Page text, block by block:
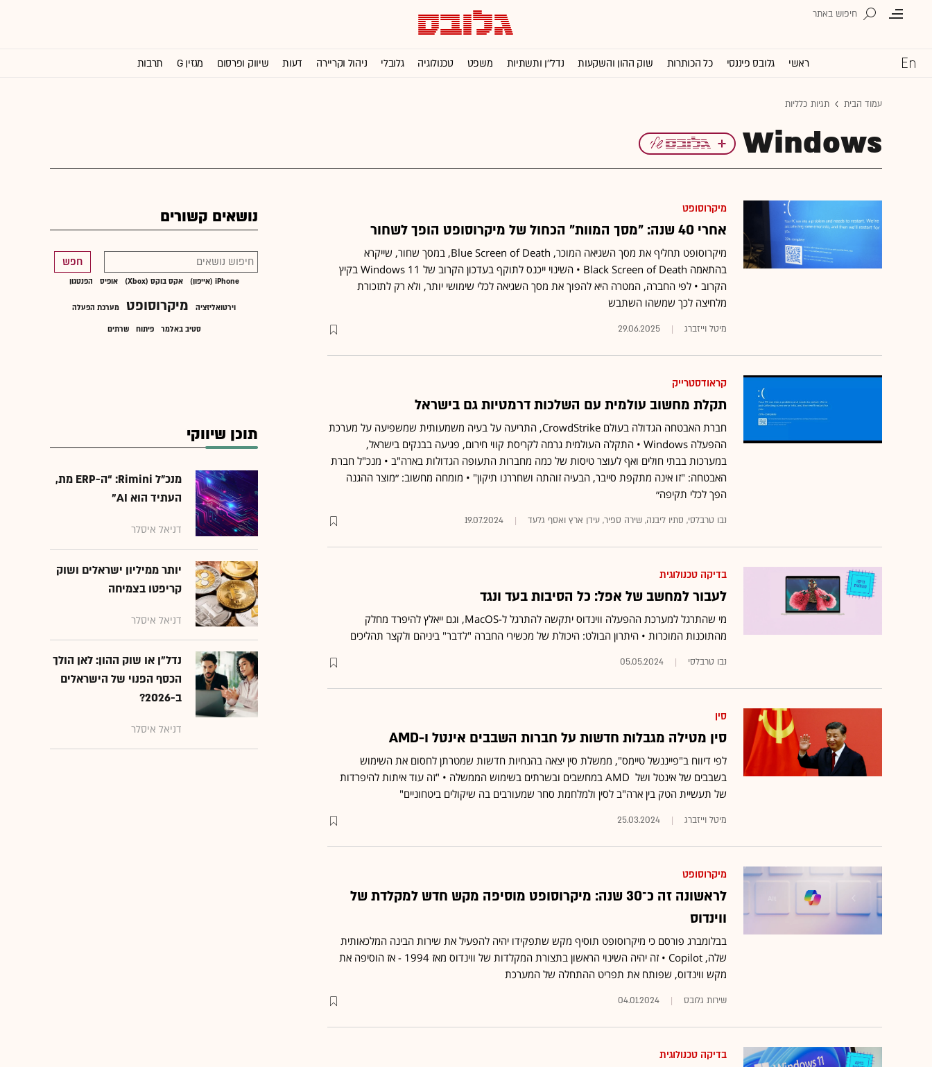
ראשי גלובס פיננסי כל הכותרות שוק ההון והשקעות נדל''ן ותשתיות משפט טכנולוגיה גלובלי ניהול וקריירה דעות שיווק ופרסום מגזין G תרבות
עמוד הבית תגיות כלליות
Windows
מיקרוסופט
אחרי 40 שנה: "מסך המוות" הכחול של מיקרוסופט הופך לשחור
מיקרוסופט תחליף את מסך השגיאה המוכר, Blue Screen of Death, במסך שחור, שייקרא
בהתאמה Black Screen of Death • השינוי ייכנס לתוקף בעדכון הקרוב של Windows 11 בקיץ
הקרוב • לפי החברה, המטרה היא להפוך את מסך השגיאה לכלי שימושי יותר, ולא רק לתזכורת
מלחיצה לכך שמשהו השתבש
מיטל וייזברג 29.06.2025
קראודסטרייק
תקלת מחשוב עולמית עם השלכות דרמטיות גם בישראל
חברת האבטחה הגדולה בעולם CrowdStrike, התריעה על בעיה משמעותית שמשפיעה על מערכת
ההפעלה Windows • התקלה העולמית גרמה לקריסת קווי חירום, פגיעה בבנקים בישראל,
במערכות בבתי חולים ואף לעוצר טיסות של כמה מחברות התעופה הגדולות בארה"ב • מנכ"ל חברת
האבטחה: "זו אינה מתקפת סייבר, הבעיה זוהתה ושחררנו תיקון" • מומחה מחשוב: ״מוצר ההגנה
הפך לכלי תקיפה״
נבו טרבלסי, סתיו ליבנה, שירה ספיר, עידן ארץ ואסף גלעד 19.07.2024
בדיקה טכנולוגית
לעבור למחשב של אפל: כל הסיבות בעד ונגד
מי שהתרגל למערכת ההפעלה ווינדוס יתקשה להתרגל ל-MacOS, וגם ייאלץ להיפרד מחלק
מהתוכנות המוכרות • היתרון הבולט: היכולת של מכשירי החברה "לדבר" ביניהם ולקצר תהליכים
נבו טרבלסי 05.05.2024
סין
סין מטילה מגבלות חדשות על חברות השבבים אינטל ו-AMD
לפי דיווח ב"פייננשל טיימס", ממשלת סין יצאה בהנחיות חדשות שמטרתן לחסום את השימוש
בשבבים של אינטל ושל AMD במחשבים ובשרתים בשימוש הממשלה • "זה עוד איתות להיפרדות
של תעשיית הטק בין ארה"ב לסין ולמלחמת סחר שמעורבים בה שיקולים ביטחוניים"
מיטל וייזברג 25.03.2024
מיקרוסופט
לראשונה זה כ־30 שנה: מיקרוסופט מוסיפה מקש חדש למקלדת של
ווינדוס
בבלומברג פורסם כי מיקרוסופט תוסיף מקש שתפקידו יהיה להפעיל את שירות הבינה המלכאותית
שלה, Copilot • זה יהיה השינוי הראשון בתצורת המקלדות של ווינדוס מאז 1994 - אז הוסיפה את
מקש ווינדוס, שפותח את תפריט ההתחלה של המערכת
שירות גלובס 04.01.2024
בדיקה טכנולוגית
נושאים קשורים
חפש
iPhone (אייפון) אקס בוקס (Xbox) אופיס הפנטגון
וירטואליזציה מיקרוסופט מערכת הפעלה
סטיב באלמר פיתוח שרתים
תוכן שיווקי
מנכ״ל Rimini: “ה-ERP מת,
העתיד הוא AI"
דניאל איסלר
יותר ממיליון ישראלים ושוק
קריפטו בצמיחה
דניאל איסלר
נדל"ן או שוק ההון: לאן הולך
הכסף הפנוי של הישראלים
ב-2026?
דניאל איסלר